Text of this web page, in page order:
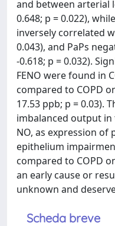
and between arterial
0.648; p = 0.022),
inversely correlated
0.043), and PaPs
-0.618; p = 0.032).
FENO were found in
compared to COPD
17.53 ppb; p = 0.03).
imbalanced output in
NO, as expression
epithelium
compared to COPD
an early cause or
unknown and
Scheda breve